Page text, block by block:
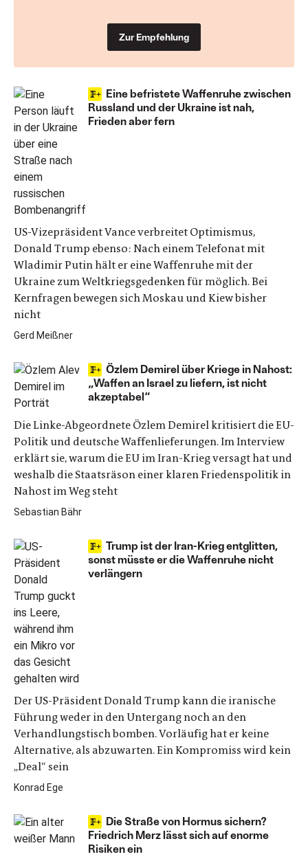
Eine befristete Waffenruhe zwischen
Russland und der Ukraine ist nah,
Frieden aber fern
US-Vizepräsident Vance verbreitet Optimismus,
Donald Trump ebenso: Nach einem Telefonat mit
Wladimir Putin hält er eine Waffenruhe mit der
Ukraine zum Weltkriegsgedenken für möglich. Bei
Kernfragen bewegen sich Moskau und Kiew bisher
nicht
Gerd Meißner
Özlem Demirel über Kriege in Nahost:
„Waffen an Israel zu liefern, ist nicht
akzeptabel“
Die Linke-Abgeordnete Özlem Demirel kritisiert die EU-
Politik und deutsche Waffenlieferungen. Im Interview
erklärt sie, warum die EU im Iran-Krieg versagt hat und
weshalb die Staatsräson einer klaren Friedenspolitik in
Nahost im Weg steht
Sebastian Bähr
Trump ist der Iran-Krieg entglitten,
sonst müsste er die Waffenruhe nicht
verlängern
Der US-Präsident Donald Trump kann die iranische
Führung weder in den Untergang noch an den
Verhandlungstisch bomben. Vorläufig hat er keine
Alternative, als abzuwarten. Ein Kompromiss wird kein
„Deal“ sein
Konrad Ege
Die Straße von Hormus sichern?
Friedrich Merz lässt sich auf enorme
Risiken ein
Zur Empfehlung